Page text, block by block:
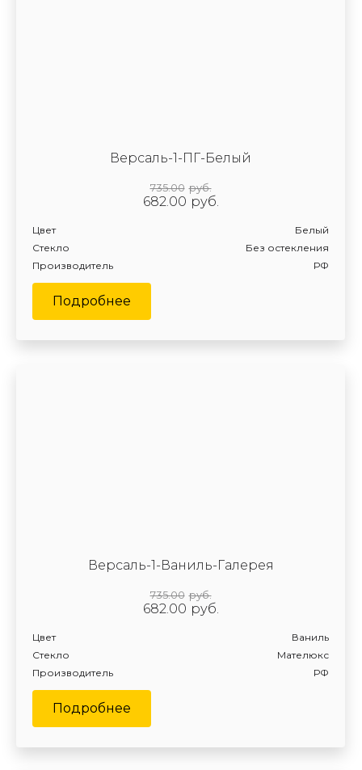
Версаль-1-ПГ-Белый
руб.
735.00
руб.
682.00
Цвет Белый
Производитель РФ
Стекло Без остекления
Подробнее
Версаль-1-Ваниль-Галерея
руб.
735.00
руб.
682.00
Цвет Ваниль
Производитель РФ
Стекло Мателюкс
Подробнее